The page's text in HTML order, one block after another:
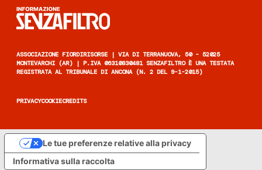
ASSOCIAZIONE FIORDIRISORSE | VIA DI TERRANUOVA, 50 - 52025
MONTEVARCHI (AR) | P.IVA 06310830481 SENZAFILTRO È UNA TESTATA
REGISTRATA AL TRIBUNALE DI ANCONA (N. 2 DEL 9-1-2015)
PRIVACYCOOKIECREDITS
Informativa sulla raccolta
Le tue preferenze relative alla privacy